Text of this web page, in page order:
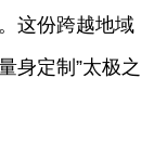
这份跨越地域
身定制”太极之